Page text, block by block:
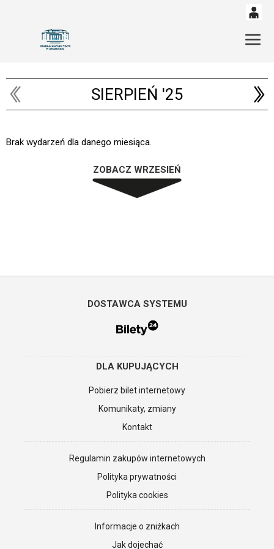
14 53
SIERPIEŃ '25
Brak wydarzeń dla danego miesiąca.
ZOBACZ WRZESIEŃ
DOSTAWCA SYSTEMU
DLA KUPUJĄCYCH
Pobierz bilet internetowy
Komunikaty, zmiany
Kontakt
Regulamin zakupów internetowych
Polityka prywatności
Polityka cookies
Informacje o zniżkach
Jak dojechać